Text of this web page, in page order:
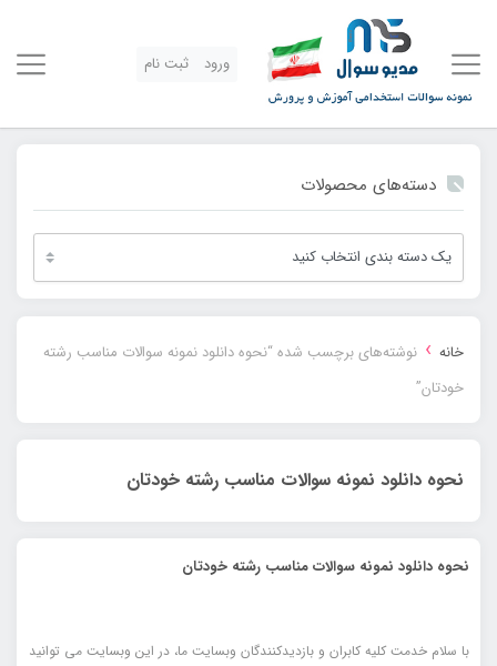
ورود ثبت نام
دسته‌های محصولات
خانه › نوشته‌های برچسب شده “نحوه دانلود نمونه سوالات مناسب رشته
خودتان”
نحوه دانلود نمونه سوالات مناسب رشته خودتان
نحوه دانلود نمونه سوالات مناسب رشته خودتان
با سلام خدمت کلیه کابران و بازدیدکنندگان وبسایت ما، در این وبسایت می توانید